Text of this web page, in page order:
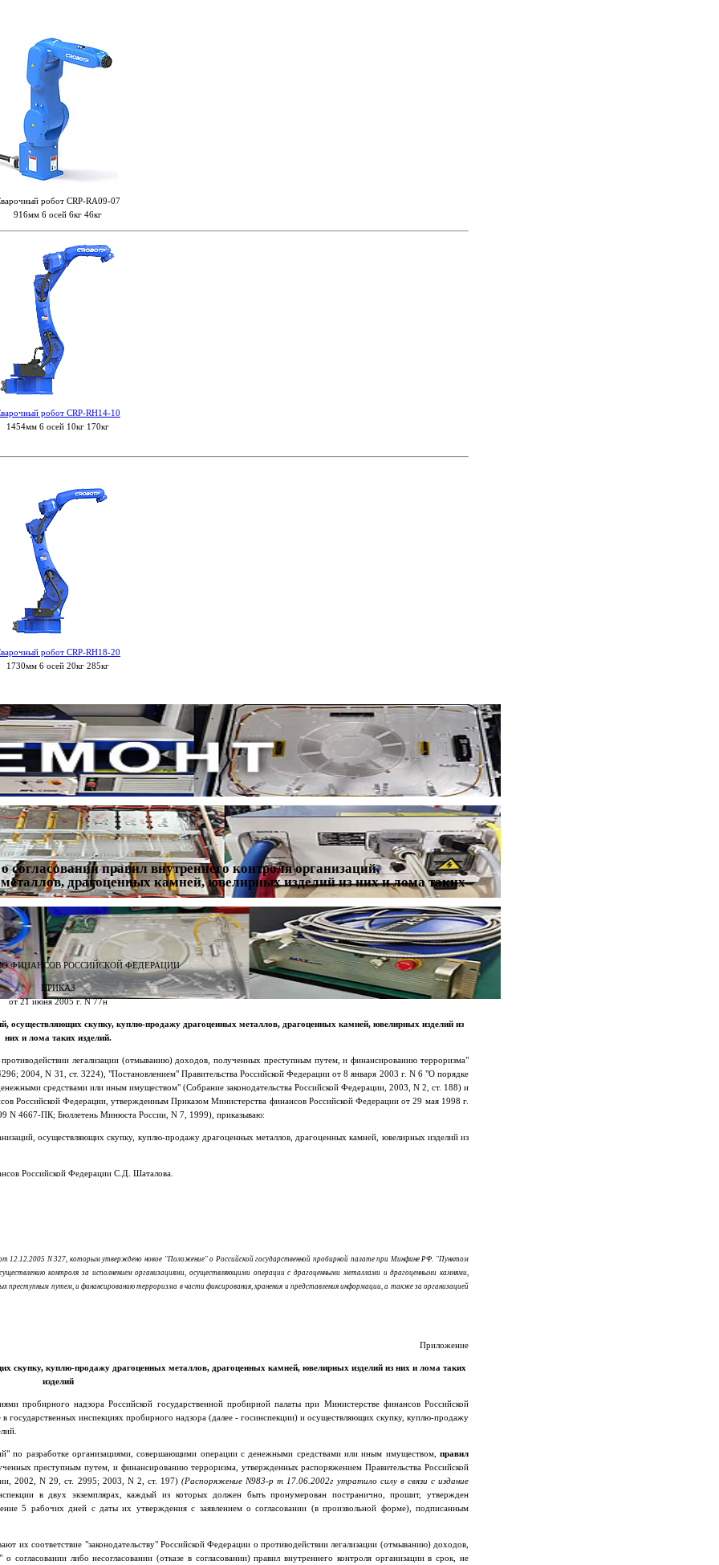
робот CRP-RA09-07
916мм 6 осей 6кг 46кг
робот CRP-RH14-10
1454мм 6 осей 10кг 170кг
робот CRP-RH18-20
1730мм 6 осей 20кг 285кг
правил внутреннего контроля организаций,
драгоценных камней, ювелирных изделий из них и лома таких
ФИНАНСОВ РОССИЙСКОЙ ФЕДЕРАЦИИ
ПРИКАЗ
от 21 июня 2005 г. N 77н
осуществляющих скупку, куплю-продажу драгоценных металлов, драгоценных камней, ювелирных изделий из
них и лома таких изделий.
легализации (отмыванию) доходов, полученных преступным путем, и финансированию терроризма"
2004, N 31, ст. 3224), "Постановлением" Правительства Российской Федерации от 8 января 2003 г. N 6 "О порядке
средствами или иным имуществом" (Собрание законодательства Российской Федерации, 2003, N 2, ст. 188) и
Российской Федерации, утвержденным Приказом Министерства финансов Российской Федерации от 29 мая 1998 г.
N 4667-ПК; Бюллетень Минюста России, N 7, 1999), приказываю:
осуществляющих скупку, куплю-продажу драгоценных металлов, драгоценных камней, ювелирных изделий из
Российской Федерации С.Д. Шаталова.
N 327, которым утверждено новое "Положение" о Российской государственной пробирной палате при Минфине РФ. "Пунктом
контроля за исполнением организациями, осуществляющими операции с драгоценными металлами и драгоценными камнями,
путем, и финансированию терроризма в части фиксирования, хранения и представления информации, а также за организацией
Приложение
скупку, куплю-продажу драгоценных металлов, драгоценных камней, ювелирных изделий из них и лома таких
изделий
пробирного надзора Российской государственной пробирной палаты при Министерстве финансов Российской
государственных инспекциях пробирного надзора (далее - госинспекции) и осуществляющих скупку, куплю-продажу
по разработке организациями, совершающими операции с денежными средствами или иным имуществом,правил
преступным путем, и финансированию терроризма, утвержденных распоряжением Правительства Российской
2002, N 29, ст. 2995; 2003, N 2, ст. 197)(Распоряжение N983-р т 17.06.2002г утратило силу в связи с издание
в двух экземплярах, каждый из которых должен быть пронумерован постранично, прошит, утвержден
5 рабочих дней с даты их утверждения с заявлением о согласовании (в произвольной форме), подписанным
их соответствие "законодательству" Российской Федерации о противодействии легализации (отмыванию) доходов,
либо несогласовании (отказе в согласовании) правил внутреннего контроля организации в срок, не